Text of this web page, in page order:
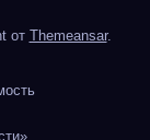
от Themeansar.